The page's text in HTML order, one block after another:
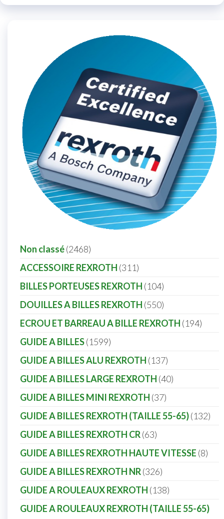
Non classé 2468
ACCESSOIRE REXROTH 311
BILLES PORTEUSES REXROTH 104
DOUILLES A BILLES REXROTH 550
ECROU ET BARREAU A BILLE REXROTH 194
GUIDE A BILLES 1599
GUIDE A BILLES ALU REXROTH 137
GUIDE A BILLES LARGE REXROTH 40
GUIDE A BILLES MINI REXROTH 37
GUIDE A BILLES REXROTH (TAILLE 55-65) 132
GUIDE A BILLES REXROTH CR 63
GUIDE A BILLES REXROTH HAUTE VITESSE 8
GUIDE A BILLES REXROTH NR 326
GUIDE A ROULEAUX REXROTH 138
GUIDE A ROULEAUX REXROTH (TAILLE 55-65)